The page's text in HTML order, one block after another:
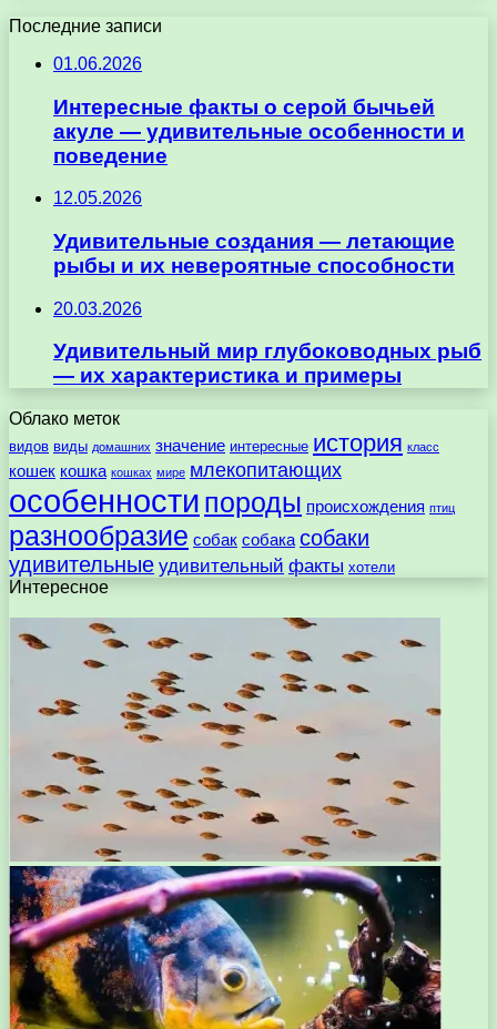
Последние записи
01.06.2026
Интересные факты о серой бычьей
акуле — удивительные особенности и
поведение
12.05.2026
Удивительные создания — летающие
рыбы и их невероятные способности
20.03.2026
Удивительный мир глубоководных рыб
— их характеристика и примеры
Облако меток
видов виды домашних значение интересные история класс
кошек кошка кошках мире млекопитающих
особенности породы происхождения птиц
разнообразие собак собака собаки
удивительные удивительный факты хотели
Интересное